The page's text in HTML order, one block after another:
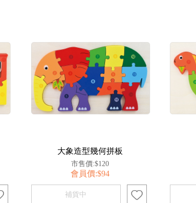
大象造型幾何拼板
市售價:$120
會員價:$94